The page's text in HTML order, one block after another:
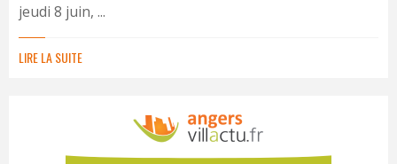
jeudi 8 juin, ...
LIRE LA SUITE